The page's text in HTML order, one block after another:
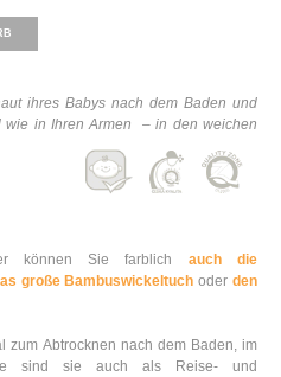
ihres Babys nach dem Baden und
wie in Ihren Armen – in den weichen
können Sie farblich auch die
große Bambuswickeltuch oder den
zum Abtrocknen nach dem Baden, im
sind sie auch als Reise- und